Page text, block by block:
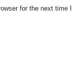
for the next time I